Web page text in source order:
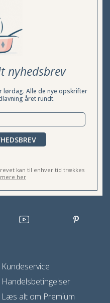
nyhedsbrev
lørdag. Alle de nye opskrifter
året rundt.
kan til enhver tid trækkes
her
Kundeservice
Handelsbetingelser
Læs alt om Premium